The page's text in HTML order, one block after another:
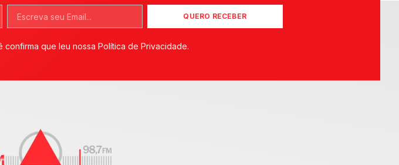
QUERO RECEBER
que leu nossa Política de Privacidade.